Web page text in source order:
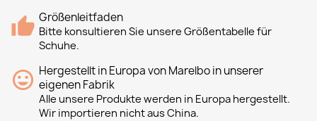
Größenleitfaden
Bitte konsultieren Sie unsere Größentabelle für
Schuhe.
Hergestellt in Europa von Marelbo in unserer
eigenen Fabrik
Alle unsere Produkte werden in Europa hergestellt.
Wir importieren nicht aus China.